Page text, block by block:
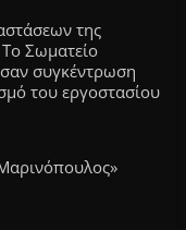
της
Σωματείο
συγκέντρωση
του εργοστασίου